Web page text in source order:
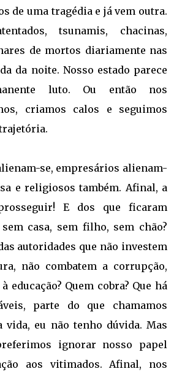
de uma tragédia e já vem outra.
tsunamis, chacinas,
de mortos diariamente nas
da noite. Nosso estado parece
luto. Ou então nos
criamos calos e seguimos
se, empresários alienam-
e religiosos também. Afinal, a
E dos que ficaram
sem casa, sem filho, sem chão?
autoridades que não investem
não combatem a corrupção,
educação? Quem cobra? Que há
parte do que chamamos
vida, eu não tenho dúvida. Mas
ignorar nosso papel
aos vitimados. Afinal, nos